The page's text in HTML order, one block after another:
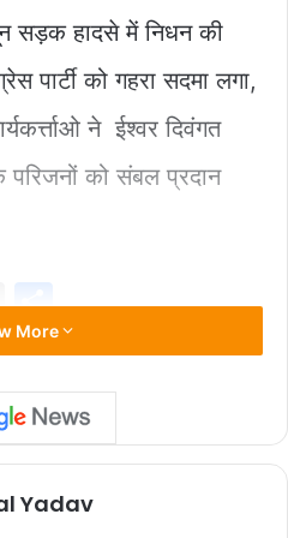
Li
n
k
सड़क हादसे में निधन की
पार्टी को गहरा सदमा लगा,
ने ईश्वर दिवंगत
को संबल प्रदान
C
o
y
Li
n
S
h
e
More
Yadav